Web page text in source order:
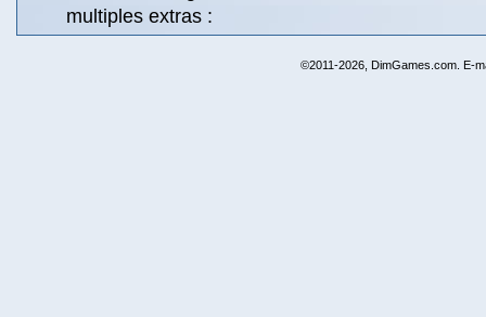
multiples extras :
©2011-2026, DimGames.com. E-